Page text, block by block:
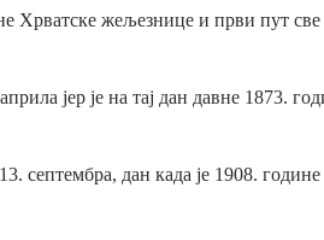
Хрватске жељезнице и први пут
јер је на тај дан давне 1873.
септембра, дан када је 1908.